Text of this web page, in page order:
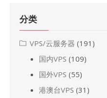
分类
VPS/云服务器 (191)
国内VPS (109)
国外VPS (55)
港澳台VPS (31)